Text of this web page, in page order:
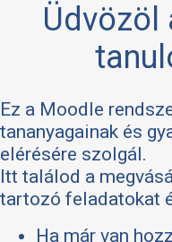
Üdvözöl
Ez a Moodle
tananyagainak és
elérésére szolgál.
Itt találod a
tartozó feladatokat
Ha már van